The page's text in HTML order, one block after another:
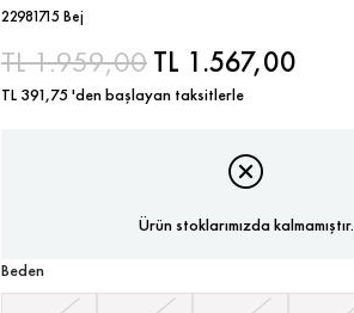
22981715 Bej
TL 1.959,00TL 1.567,00
TL 391,75'den başlayan taksitlerle
Ürün stoklarımızda kalmamıştır.
Beden